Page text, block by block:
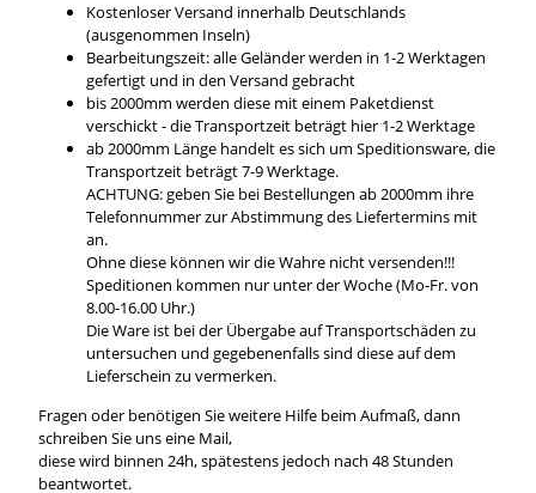
Kostenloser Versand innerhalb Deutschlands
(ausgenommen Inseln)
Bearbeitungszeit: alle Geländer werden in 1-2 Werktagen
gefertigt und in den Versand gebracht
bis 2000mm werden diese mit einem Paketdienst
verschickt - die Transportzeit beträgt hier 1-2 Werktage
ab 2000mm Länge handelt es sich um Speditionsware, die
Transportzeit beträgt 7-9 Werktage.
ACHTUNG: geben Sie bei Bestellungen ab 2000mm ihre
Telefonnummer zur Abstimmung des Liefertermins mit
an.
Ohne diese können wir die Wahre nicht versenden!!!
Speditionen kommen nur unter der Woche (Mo-Fr. von
8.00-16.00 Uhr.)
Die Ware ist bei der Übergabe auf Transportschäden zu
untersuchen und gegebenenfalls sind diese auf dem
Lieferschein zu vermerken.
Fragen oder benötigen Sie weitere Hilfe beim Aufmaß, dann
schreiben Sie uns eine Mail,
diese wird binnen 24h, spätestens jedoch nach 48 Stunden
beantwortet.